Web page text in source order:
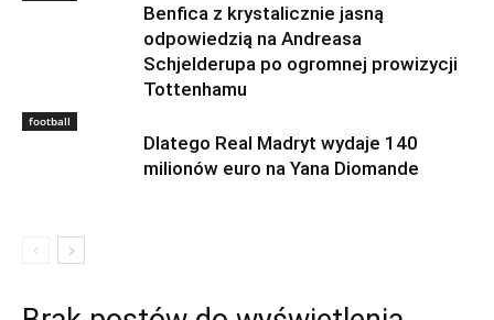
Benfica z krystalicznie jasną
odpowiedzią na Andreasa
Schjelderupa po ogromnej prowizycji
Tottenhamu
football
Dlatego Real Madryt wydaje 140
milionów euro na Yana Diomande